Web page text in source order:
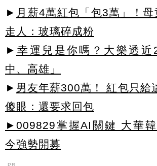
► 月薪4萬紅包「包3萬」！
走人：玻璃碎成粉
► 幸運兒是你嗎？大樂透近
中、高雄」
► 男友年薪300萬！ 紅包只給
傻眼：還要求回包
►009829掌握AI關鍵 大華
今強勢開募